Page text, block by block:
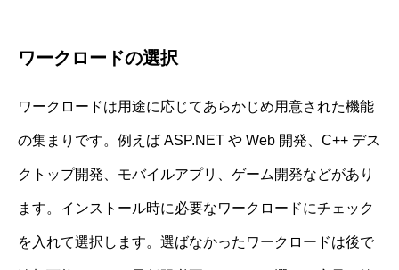
ワークロードの選択
ワークロードは用途に応じてあらかじめ用意された機能
の集まりです。例えば ASP.NET や Web 開発、C++ デス
クトップ開発、モバイルアプリ、ゲーム開発などがあり
ます。インストール時に必要なワークロードにチェック
を入れて選択します。選ばなかったワークロードは後で